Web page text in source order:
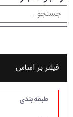
فیلتر بر اساس
طبقه بندی